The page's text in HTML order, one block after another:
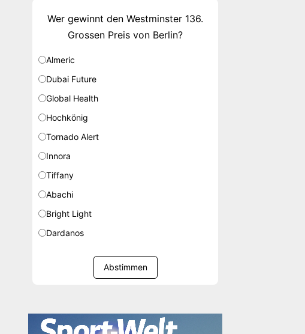
Wer gewinnt den Westminster 136.
Grossen Preis von Berlin?
Almeric
Dubai Future
Global Health
Hochkönig
Tornado Alert
Innora
Tiffany
Abachi
Bright Light
Dardanos
Abstimmen